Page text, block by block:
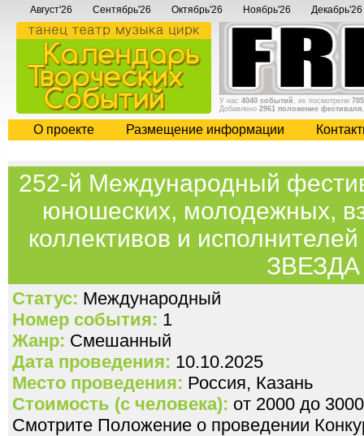
Август'26 Сентябрь'26 Октябрь'26 Ноябрь'26 Декабрь'26
У нас 4040 событий , их посмотрели
Добавлено 2961 положение фестиваля
О проекте Размещение информации
252-й Международный
юношеских, молодежных,
коллективов и
ЗВЕЗДА
Статус: Международный
Номер события: 1
Жанр: Смешанный
Дата проведения: 10.10.2025
Место проведения: Россия, Казань
Стоимость (с человека): от 2000 до
Смотрите Положение о проведении